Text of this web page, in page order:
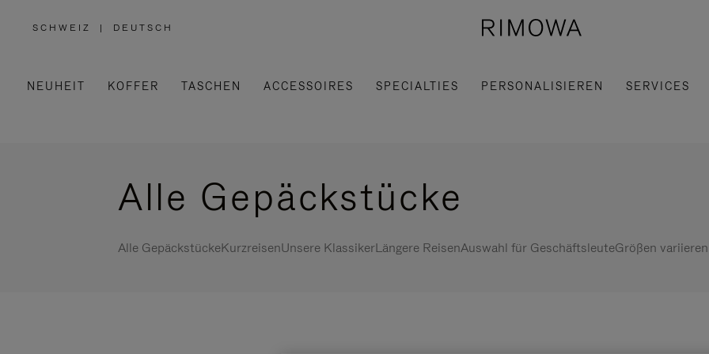
SCHWEIZ
,
AUS
| DEUTSCH
NEUHEIT KOFFER TASCHEN ACCESSOIRES SPECIALTIES PERSONALISIEREN SERVICES
Alle Gepäckstücke
Alle GepäckstückeKurzreisenUnsere KlassikerLängere ReisenAuswahl für GeschäftsleuteGrößen